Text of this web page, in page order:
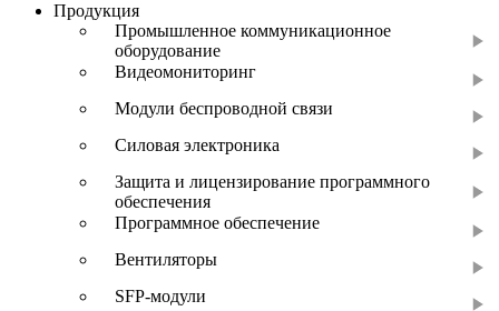
Продукция
Промышленное коммуникационное
оборудование
Видеомониторинг
Модули беспроводной связи
Силовая электроника
Защита и лицензирование программного
обеспечения
Программное обеспечение
Вентиляторы
SFP-модули